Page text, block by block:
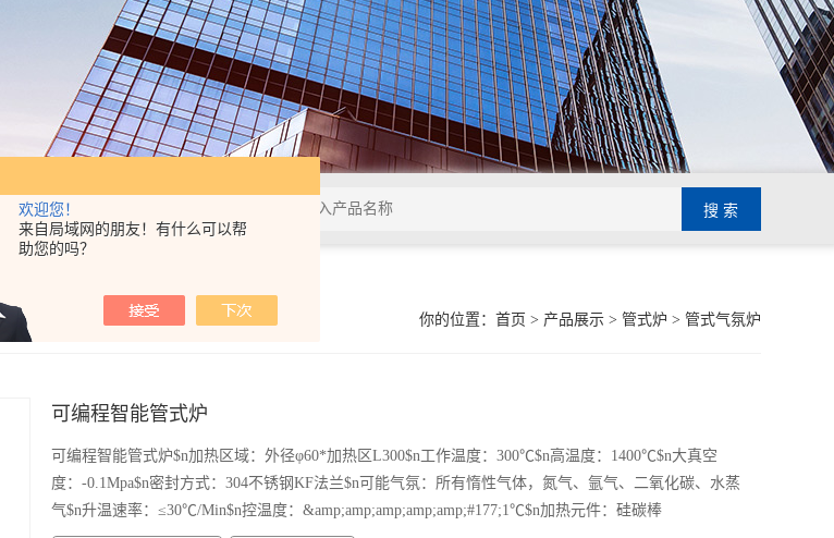
欢迎您！
来自局域网的朋友！有什么可以帮
助您的吗？
你的位置： 首页 > 产品展示> 管式炉 > 管式气氛炉
可编程智能管式炉
可编程智能管式炉$n加热区域：外径φ60*加热区L300$n工作温度：300℃$n高温度：1400℃$n大真空
度：-0.1Mpa$n密封方式：304不锈钢KF法兰$n可能气氛：所有惰性气体，氮气、氩气、二氧化碳、水蒸
气$n升温速率：≤30℃/Min$n控温度：&amp;amp;amp;amp;amp;#177;1℃$n加热元件：硅碳棒